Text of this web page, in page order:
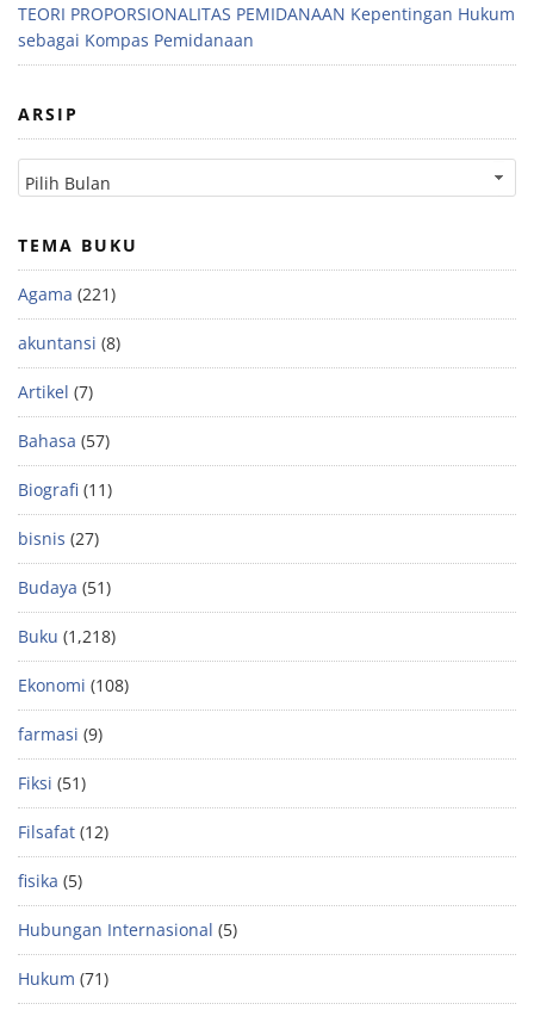
TEORI PROPORSIONALITAS PEMIDANAAN Kepentingan Hukum
sebagai Kompas Pemidanaan
ARSIP
TEMA BUKU
Agama (221)
akuntansi (8)
Artikel (7)
Bahasa (57)
Biografi (11)
bisnis (27)
Budaya (51)
Buku (1,218)
Ekonomi (108)
farmasi (9)
Fiksi (51)
Filsafat (12)
fisika (5)
Hubungan Internasional (5)
Hukum (71)